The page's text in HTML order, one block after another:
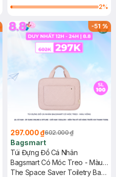
Laptop Work Tote
2%
-51%
297.000 ₫602.000 ₫
Bagsmart
Túi Đựng Đồ Cá Nhân
Bagsmart Có Móc Treo - Màu
Hồng
The Space Saver Toiletry Bag